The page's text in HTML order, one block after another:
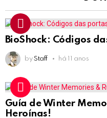
BioShock: Códigos
by Staff há 11 anos
Guía de Winter
Heroínas!